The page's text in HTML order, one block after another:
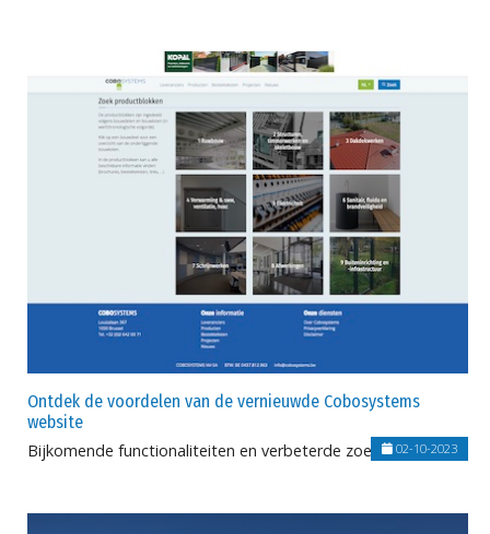
Ontdek de voordelen van de vernieuwde Cobosystems
website
Bijkomende functionaliteiten en verbeterde zoekresultaten
02-10-2023